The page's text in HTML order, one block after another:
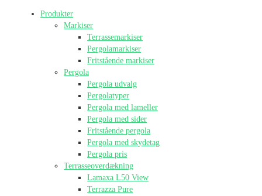
Produkter
Markiser
Terrassemarkiser
Pergolamarkiser
Fritstående markiser
Pergola
Pergola udvalg
Pergolatyper
Pergola med lameller
Pergola med sider
Fritstående pergola
Pergola med skydetag
Pergola pris
Terrasseoverdækning
Lamaxa L50 View
Terrazza Pure